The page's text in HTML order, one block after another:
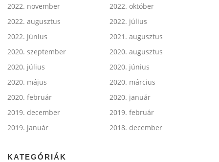
2022. november
2022. október
2022. augusztus
2022. július
2022. június
2021. augusztus
2020. szeptember
2020. augusztus
2020. július
2020. június
2020. május
2020. március
2020. február
2020. január
2019. december
2019. február
2019. január
2018. december
KATEGÓRIÁK